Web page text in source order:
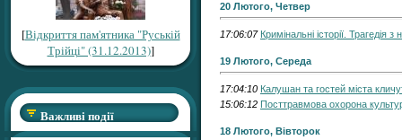
[Відкриття пам'ятника "Руській
Трійці" (31.12.2013)]
Важливі події
20 Лютого, Четвер
17:06:07 Кримінальні історії. Трагедія
19 Лютого, Середа
17:04:10 Калушан та гостей міста
15:06:12 Посттравмова охорона
18 Лютого, Вівторок